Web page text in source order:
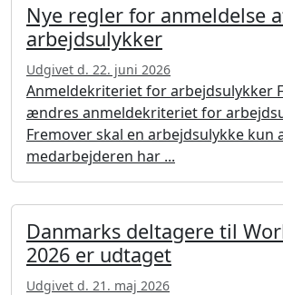
Nye regler for anmeldelse
arbejdsulykker
Udgivet d. 22. juni 2026
Anmeldekriteriet for arbejdsulykker
ændres anmeldekriteriet for
Fremover skal en arbejdsulykke kun
medarbejderen har ...
Danmarks deltagere til
2026 er udtaget
Udgivet d. 21. maj 2026